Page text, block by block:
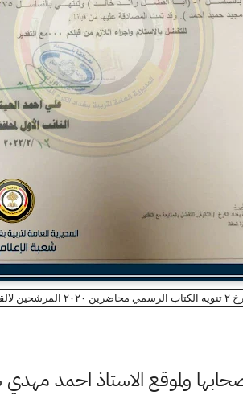
٢٠٢٠ المرشحين لالقاء المحاضرات
ولموقع الاستاذ احمد مهدي